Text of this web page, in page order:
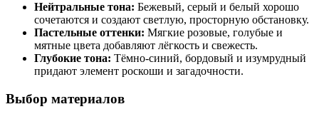
Нейтральные тона: Бежевый, серый и белый хорошо
сочетаются и создают светлую, просторную обстановку.
Пастельные оттенки: Мягкие розовые, голубые и
мятные цвета добавляют лёгкость и свежесть.
Глубокие тона: Тёмно-синий, бордовый и изумрудный
придают элемент роскоши и загадочности.
Выбор материалов